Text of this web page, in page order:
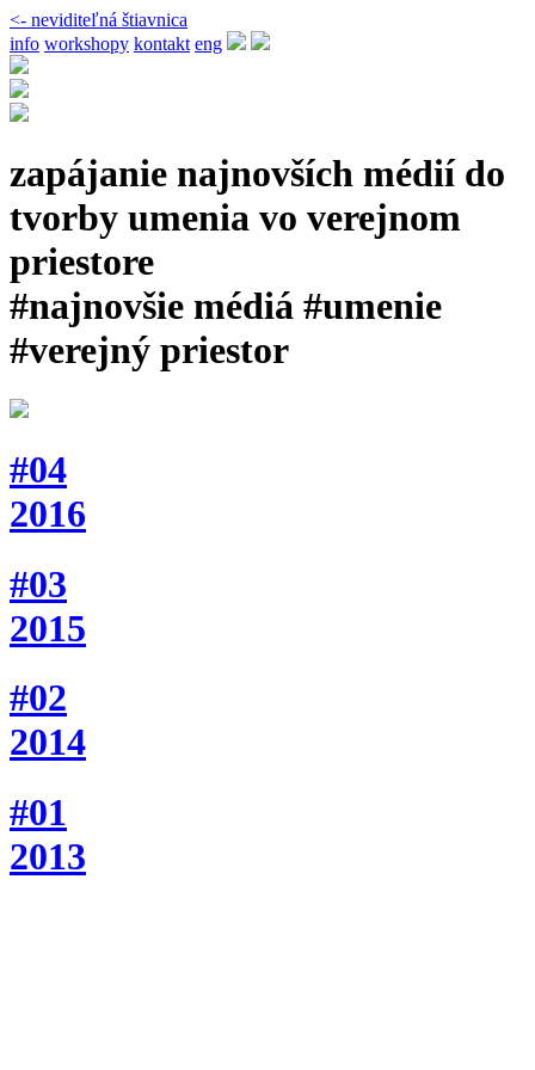
<- neviditeľná štiavnica
info workshopy kontakt eng
zapájanie najnovších médií do
tvorby umenia vo verejnom
priestore
#najnovšie médiá #umenie
#verejný priestor
#04
2016
#03
2015
#02
2014
#01
2013